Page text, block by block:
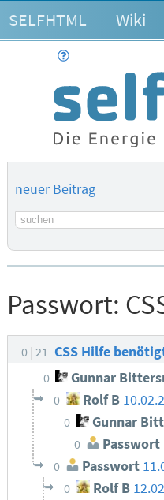
SELFHTML Wiki
neuer Beitrag
Suchbegriff
Passwort:
0 21 CSS Hilfe
0 Gunnar
0 Rolf B
0 Gunnar
0 Passwort
0 Passwort
0 Rolf B